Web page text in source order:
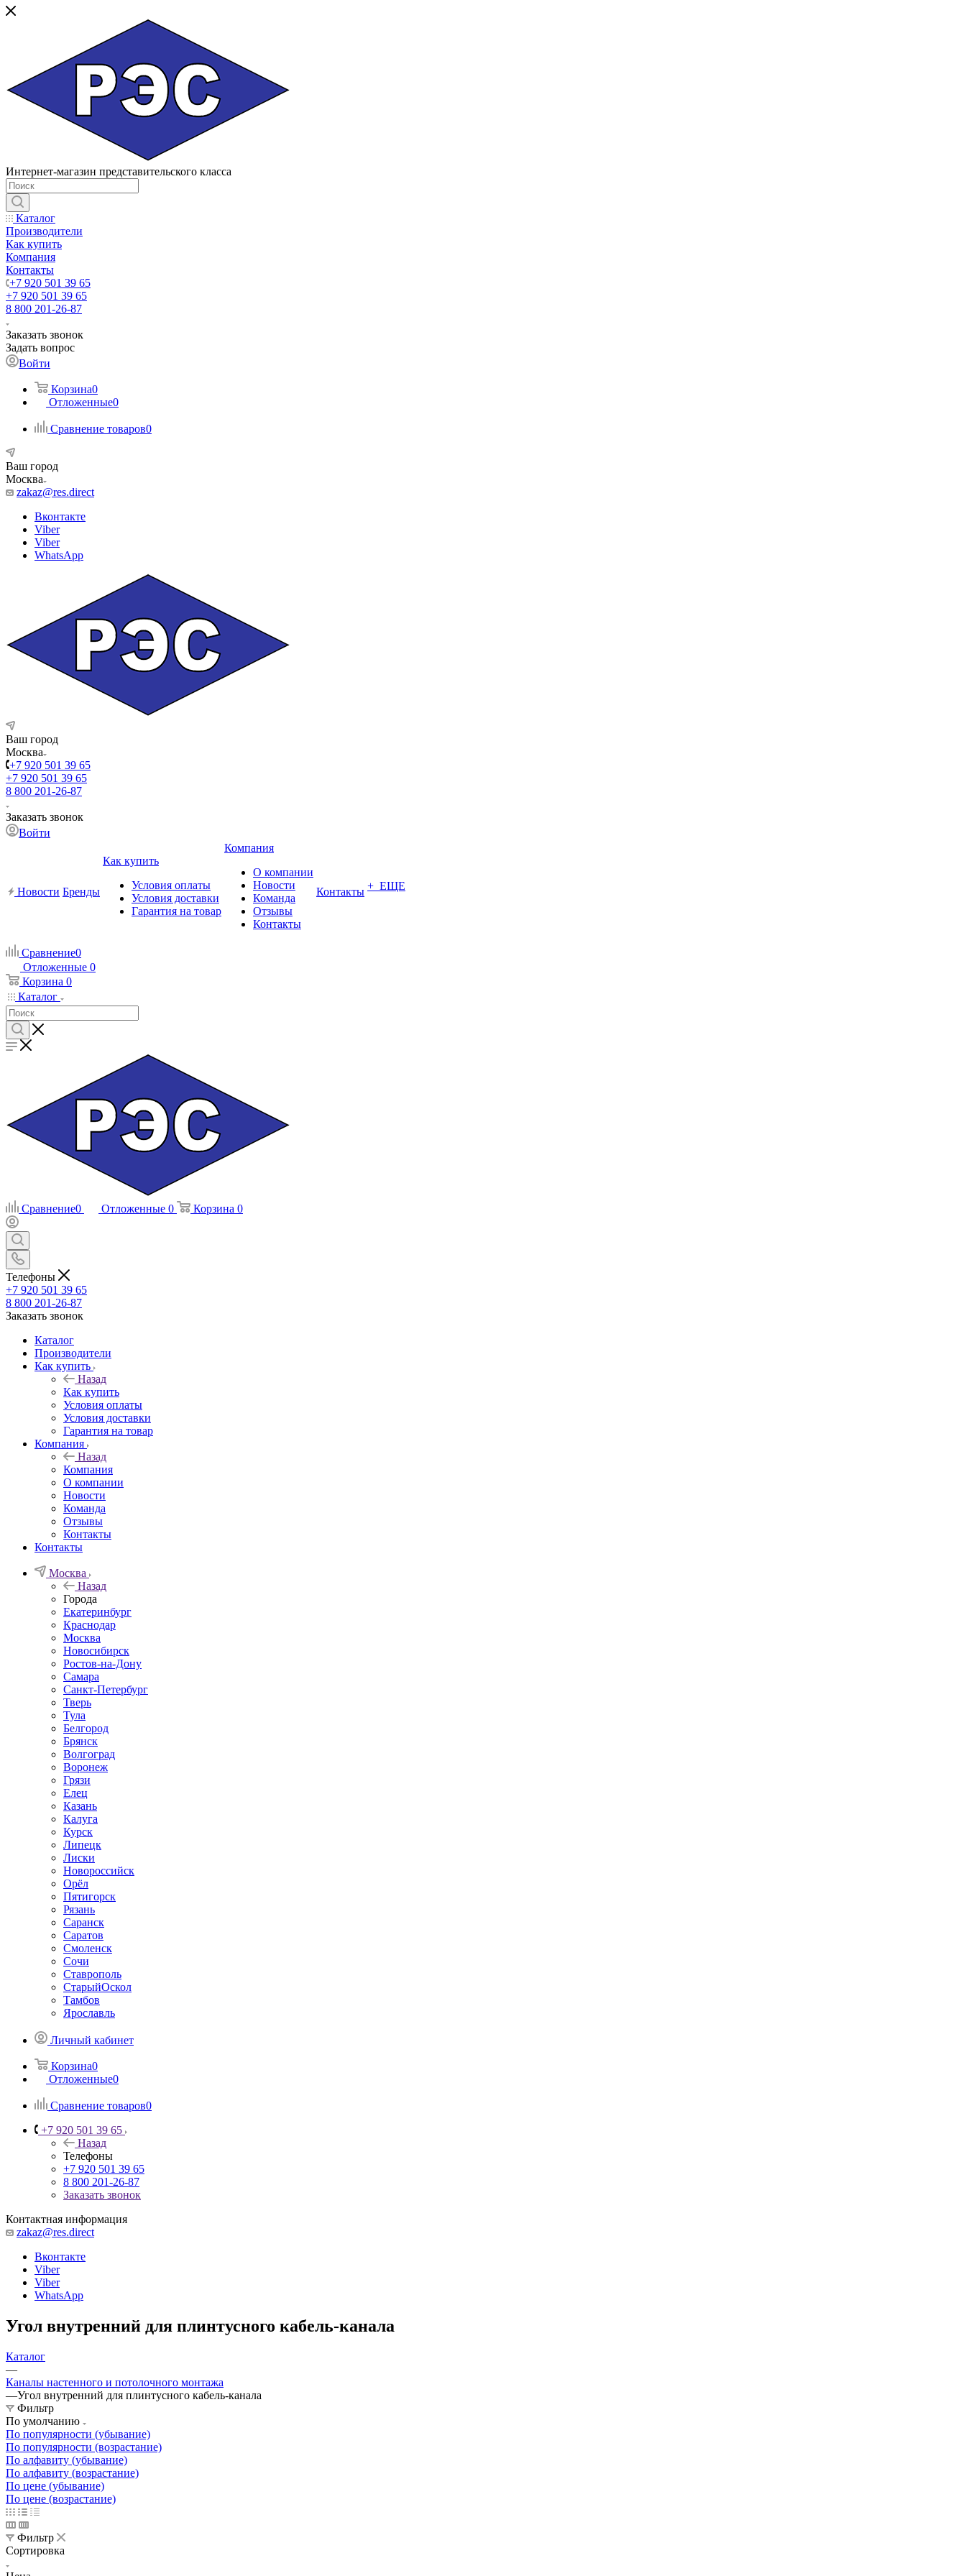
Интернет-магазин представительского класса
Каталог
Производители
Как купить
Компания
Контакты
+7 920 501 39 65
+7 920 501 39 65
8 800 201-26-87
Заказать звонок
Задать вопрос
Войти
Корзина0
Отложенные0
Сравнение товаров0
Ваш город
Москва
zakaz@res.direct
Вконтакте
Viber
Viber
WhatsApp
Ваш город
Москва
+7 920 501 39 65
+7 920 501 39 65
8 800 201-26-87
Заказать звонок
Войти
Новости Бренды
Как купить
Условия оплаты
Условия доставки
Гарантия на товар
Компания
О компании
Новости
Команда
Отзывы
Контакты
Контакты + ЕЩЕ
Сравнение0
Отложенные 0
Корзина 0
Каталог
Сравнение0 Отложенные 0 Корзина 0
Телефоны
+7 920 501 39 65
8 800 201-26-87
Заказать звонок
Каталог
Производители
Как купить
Назад
Как купить
Условия оплаты
Условия доставки
Гарантия на товар
Компания
Назад
Компания
О компании
Новости
Команда
Отзывы
Контакты
Контакты
Москва
Назад
Города
Екатеринбург
Краснодар
Москва
Новосибирск
Ростов-на-Дону
Самара
Санкт-Петербург
Тверь
Тула
Белгород
Брянск
Волгоград
Воронеж
Грязи
Елец
Казань
Калуга
Курск
Липецк
Лиски
Новороссийск
Орёл
Пятигорск
Рязань
Саранск
Саратов
Смоленск
Сочи
Ставрополь
СтарыйОскол
Тамбов
Ярославль
Личный кабинет
Корзина0
Отложенные0
Сравнение товаров0
+7 920 501 39 65
Назад
Телефоны
+7 920 501 39 65
8 800 201-26-87
Заказать звонок
Контактная информация
zakaz@res.direct
Вконтакте
Viber
Viber
WhatsApp
Угол внутренний для плинтусного кабель-канала
Каталог
—
Каналы настенного и потолочного монтажа
—Угол внутренний для плинтусного кабель-канала
Фильтр
По умолчанию
По популярности (убывание)
По популярности (возрастание)
По алфавиту (убывание)
По алфавиту (возрастание)
По цене (убывание)
По цене (возрастание)
Фильтр
Сортировка